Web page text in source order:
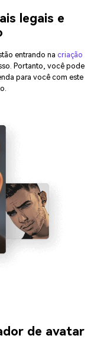
legais e
entrando na criação
Portanto, você pode
para você com este
de avatar